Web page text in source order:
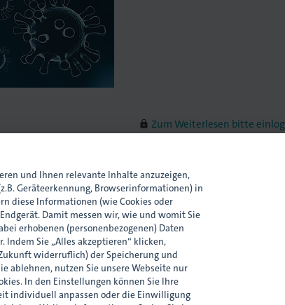
lock Zum Weiterlesen bitte
Ansprechpartner
und Ihnen relevante Inhalte anzuzeigen,
Geräteerkennung, Browserinformationen) in
diese Informationen (wie Cookies oder
Damit messen wir, wie und womit Sie
erhobenen (personenbezogenen) Daten
Indem Sie „Alles akzeptieren“ klicken,
widerruflich) der Speicherung und
ablehnen, nutzen Sie unsere Webseite nur
In den Einstellungen können Sie Ihre
individuell anpassen oder die Einwilligung